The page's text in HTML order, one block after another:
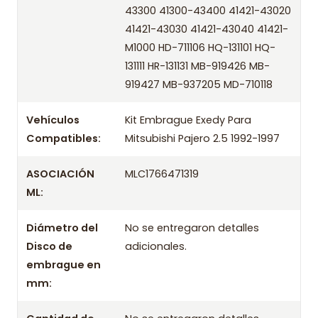
/ Códigos equivalentes
Información técnica
Información de compra
compras antes de las 10:30 de lunes a viernes. Realizamos
despachos a todo Chile.
- Disco
- Rodamiento / Collarín
43300 41300-43400 41421-43020
41421-43030 41421-43040 41421-
M1000 HD-711106 HQ-131101 HQ-
131111 HR-131131 MB-919426 MB-
919427 MB-937205 MD-710118
Vehículos
Compatibles:
Kit Embrague Exedy Para
Mitsubishi Pajero 2.5 1992-1997
ASOCIACIÓN
ML:
MLC1766471319
Diámetro del
Disco de
embrague en
mm:
No se entregaron detalles
adicionales.